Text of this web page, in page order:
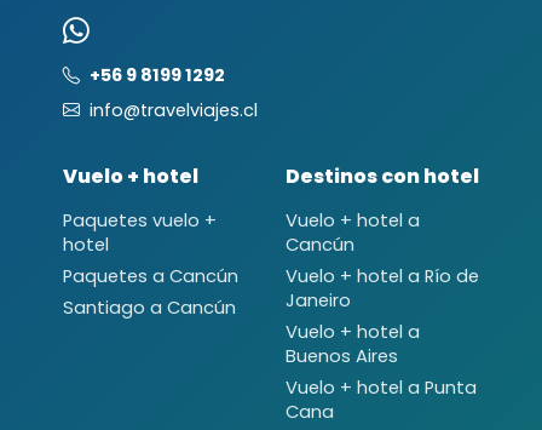
+56 9 8199 1292
info@travelviajes.cl
Vuelo + hotel
Paquetes vuelo +
hotel
Paquetes a Cancún
Santiago a Cancún
Destinos con hotel
Vuelo + hotel a
Cancún
Vuelo + hotel a Río de
Janeiro
Vuelo + hotel a
Buenos Aires
Vuelo + hotel a Punta
Cana